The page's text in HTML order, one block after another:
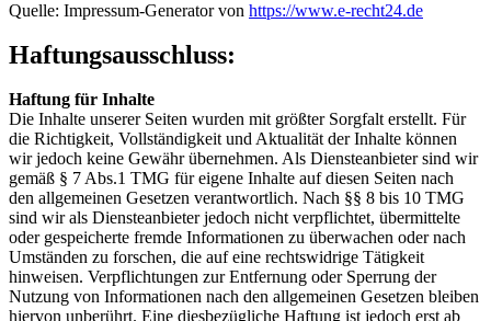
Quelle: Impressum-Generator von https://www.e-recht24.de
Haftungsausschluss:
Haftung für Inhalte
Die Inhalte unserer Seiten wurden mit größter Sorgfalt erstellt. Für
die Richtigkeit, Vollständigkeit und Aktualität der Inhalte können
wir jedoch keine Gewähr übernehmen. Als Diensteanbieter sind wir
gemäß § 7 Abs.1 TMG für eigene Inhalte auf diesen Seiten nach
den allgemeinen Gesetzen verantwortlich. Nach §§ 8 bis 10 TMG
sind wir als Diensteanbieter jedoch nicht verpflichtet, übermittelte
oder gespeicherte fremde Informationen zu überwachen oder nach
Umständen zu forschen, die auf eine rechtswidrige Tätigkeit
hinweisen. Verpflichtungen zur Entfernung oder Sperrung der
Nutzung von Informationen nach den allgemeinen Gesetzen bleiben
hiervon unberührt. Eine diesbezügliche Haftung ist jedoch erst ab